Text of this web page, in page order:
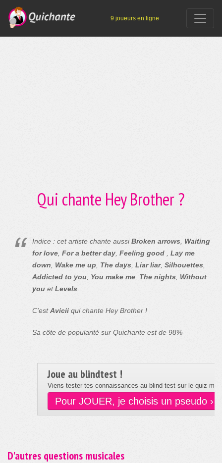
9 joueurs en ligne
Qui chante Hey Brother ?
Indice : cet artiste chante aussiBroken arrows
Waiting
for love For a better day Feeling good
Lay me
down
Wake me up The days Liar liar, Silhouettes
Addicted to you You make me The nights
Without
you etLevels
C'estAvicii qui chante Hey Brother !
Sa côte de popularité sur Quichante est de 98%
Joue au blindtest !
Viens tester tes connaissances au blind test sur le quiz
Pour JOUER, je choisis un pseudo ›
D'autres questions musicales